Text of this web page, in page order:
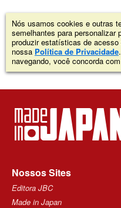
Nós usamos cookies e outras
semelhantes para personalizar
produzir estatísticas de
nossa Política de Privacidade
navegando, você concorda
Nossos Sites
Editora JBC
Made in Japan